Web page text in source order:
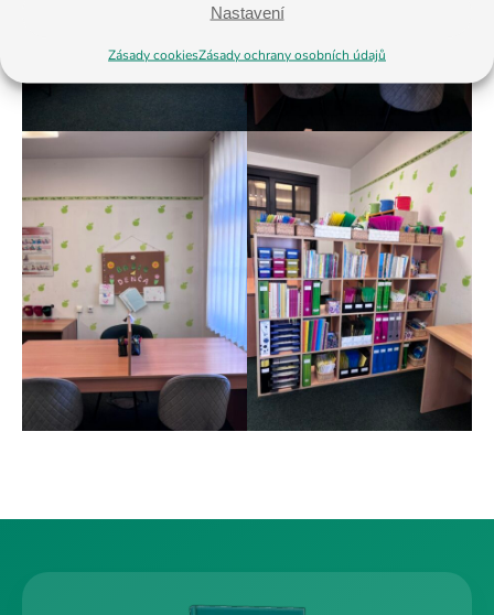
Nastavení
Zásady cookiesZásady ochrany osobních údajů